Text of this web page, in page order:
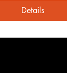
Details